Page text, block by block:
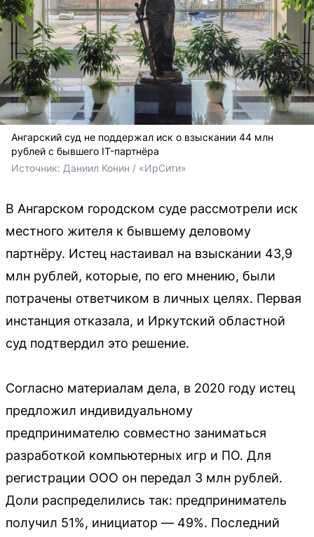
Ангарский суд не поддержал иск о взыскании 44 млн
рублей с бывшего IT-партнёра
Источник: Даниил Конин / «ИрСити»
В Ангарском городском суде рассмотрели иск
местного жителя к бывшему деловому
партнёру. Истец настаивал на взыскании 43,9
млн рублей, которые, по его мнению, были
потрачены ответчиком в личных целях. Первая
инстанция отказала, и Иркутский областной
суд подтвердил это решение.
Согласно материалам дела, в 2020 году истец
предложил индивидуальному
предпринимателю совместно заниматься
разработкой компьютерных игр и ПО. Для
регистрации ООО он передал 3 млн рублей.
Доли распределились так: предприниматель
получил 51%, инициатор — 49%. Последний